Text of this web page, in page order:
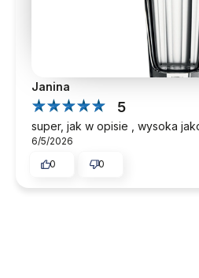
Janina
5
super, jak w opisie , wysoka
6/5/2026
0
0